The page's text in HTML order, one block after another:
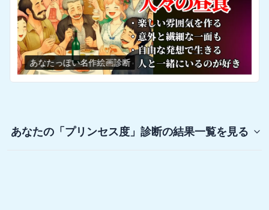
あなたっぽい名作絵画診断
あなたの「プリンセス度」診断の結果一覧を見る